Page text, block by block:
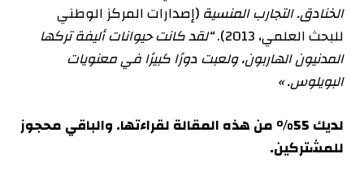
الخنادق. التجارب المنسية(إصدارات المركز الوطني
للبحث العلمي، 2013).
“لقد كانت حيوانات أليفة تركها
المدنيون الهاربون، ولعبت دورًا كبيرًا في معنويات
البويلوس. »
لديك 55% من هذه المقالة لقراءتها. والباقي محجوز
للمشتركين.